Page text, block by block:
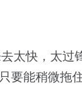
太快，太过
要能稍微拖